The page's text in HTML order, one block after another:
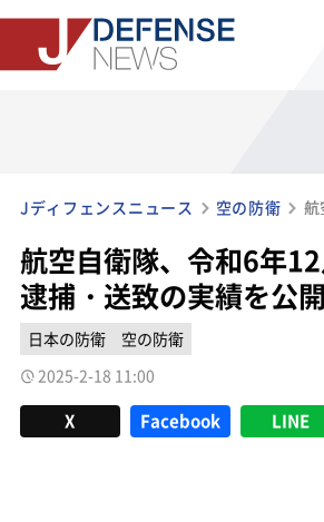
Jディフェンスニュース 空の防衛
航空自衛隊、令和6年
逮捕・送致の実績を公開
日本の防衛
空の防衛
2025-2-18 11:00
X Facebook LINE